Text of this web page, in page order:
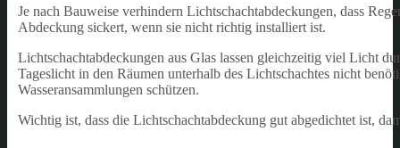
Je nach Bauweise verhindern Lichtschachtabdeckungen, dass
Abdeckung sickert, wenn sie nicht richtig installiert ist.
Lichtschachtabdeckungen aus Glas lassen gleichzeitig viel Licht
Tageslicht in den Räumen unterhalb des Lichtschachtes nicht
Wasseransammlungen schützen.
Wichtig ist, dass die Lichtschachtabdeckung gut abgedichtet ist,